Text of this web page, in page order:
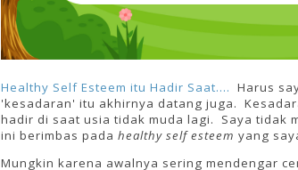
Healthy Self Esteem itu Hadir Saat.... Harus
'kesadaran' itu akhirnya datang juga.
hadir di saat usia tidak muda lagi. Saya tidak
ini berimbas pada healthy self esteem yang
Mungkin karena awalnya sering mendengar